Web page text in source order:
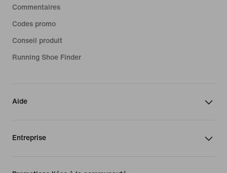
Commentaires
Codes promo
Conseil produit
Running Shoe Finder
Aide
Entreprise